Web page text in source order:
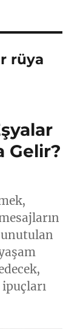
rüya
Gelir?
unutulan